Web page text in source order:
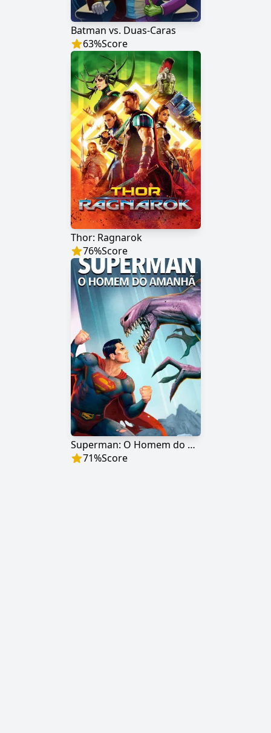
Batman vs. Duas-Caras
63%Score
Thor: Ragnarok
76%Score
Superman: O Homem do Amanhã
71%Score